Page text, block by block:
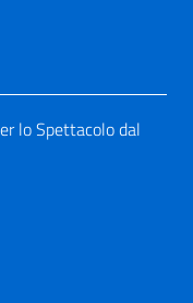
lo Spettacolo dal